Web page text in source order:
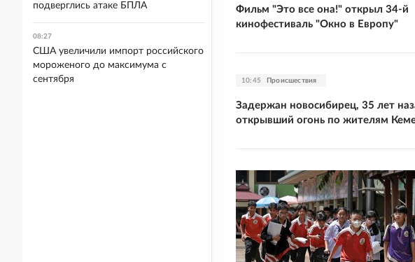
Фильм "Это все она!" открыл 34-й
кинофестиваль "Окно в Европу"
10:45 Происшествия
Задержан новосибирец, 35 лет
открывший огонь по жителям
подверглись атаке БПЛА
08:27
США увеличили импорт российского
мороженого до максимума с
сентября